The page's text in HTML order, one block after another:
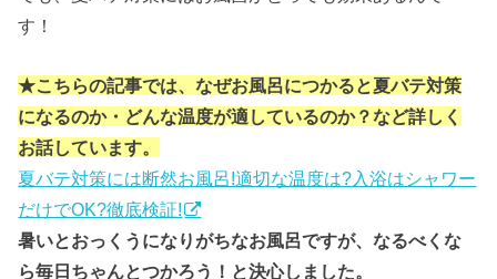
す！
★こちらの記事では、なぜお風呂につかると夏バテ対策
になるのか・どんな温度が適しているのか？など詳しく
お話しています。
夏バテ対策には断然お風呂!適切な温度は?入浴はシャワー
だけでOK?徹底検証!
暑いとおっくうになりがちなお風呂ですが、なるべくな
ら毎日ちゃんとつかろう！と決心しました。